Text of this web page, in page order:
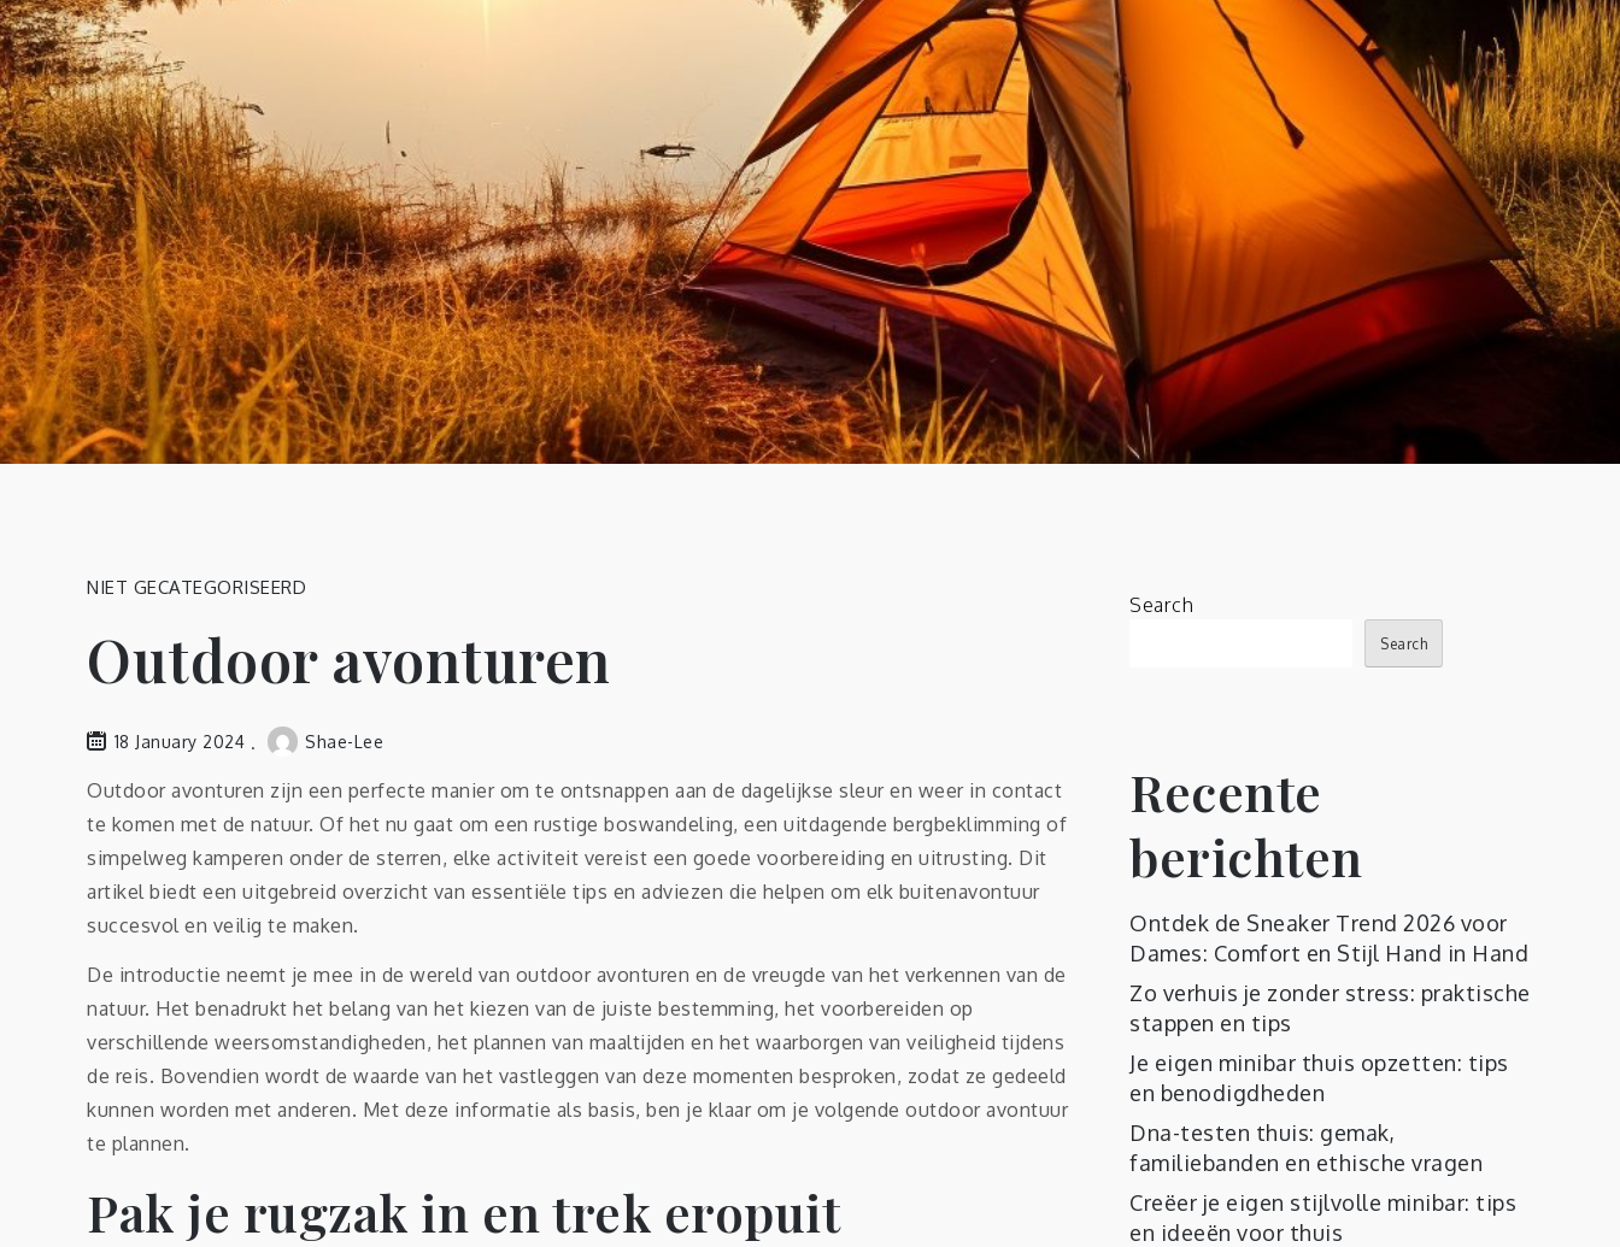
NIET GECATEGORISEERD
Outdoor avonturen
18 January 2024 Shae-Lee
Outdoor avonturen zijn een perfecte manier om te ontsnappen aan de dagelijkse sleur en weer in contact
te komen met de natuur. Of het nu gaat om een rustige boswandeling, een uitdagende bergbeklimming of
simpelweg kamperen onder de sterren, elke activiteit vereist een goede voorbereiding en uitrusting. Dit
artikel biedt een uitgebreid overzicht van essentiële tips en adviezen die helpen om elk buitenavontuur
succesvol en veilig te maken.
De introductie neemt je mee in de wereld van outdoor avonturen en de vreugde van het verkennen van de
natuur. Het benadrukt het belang van het kiezen van de juiste bestemming, het voorbereiden op
verschillende weersomstandigheden, het plannen van maaltijden en het waarborgen van veiligheid tijdens
de reis. Bovendien wordt de waarde van het vastleggen van deze momenten besproken, zodat ze gedeeld
kunnen worden met anderen. Met deze informatie als basis, ben je klaar om je volgende outdoor avontuur
te plannen.
Pak je rugzak in en trek eropuit
Search
Search
Recente
berichten
Ontdek de Sneaker Trend 2026 voor
Dames: Comfort en Stijl Hand in Hand
Zo verhuis je zonder stress: praktische
stappen en tips
Je eigen minibar thuis opzetten: tips
en benodigdheden
Dna-testen thuis: gemak,
familiebanden en ethische vragen
Creëer je eigen stijlvolle minibar: tips
en ideeën voor thuis